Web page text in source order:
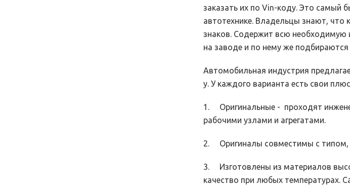
заказать их по Vin-коду. Это самый
автотехнике. Владельцы знают,
знаков. Содержит всю необходимую
на заводе и по нему же подбираются
Автомобильная индустрия
у. У каждого варианта есть свои
1. Оригинальные - проходят
рабочими узлами и агрегатами.
2. Оригиналы совместимы с типом,
3. Изготовлены из материалов
качество при любых температурах.